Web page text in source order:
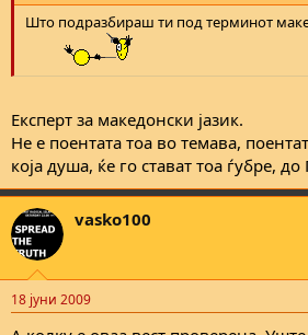
Што подразбираш ти под терминот
Експерт за македонски јазик.
Не е поентата тоа во темава,
која душа, ќе го стават тоа ѓубре, до
vasko100
18 јуни 2009